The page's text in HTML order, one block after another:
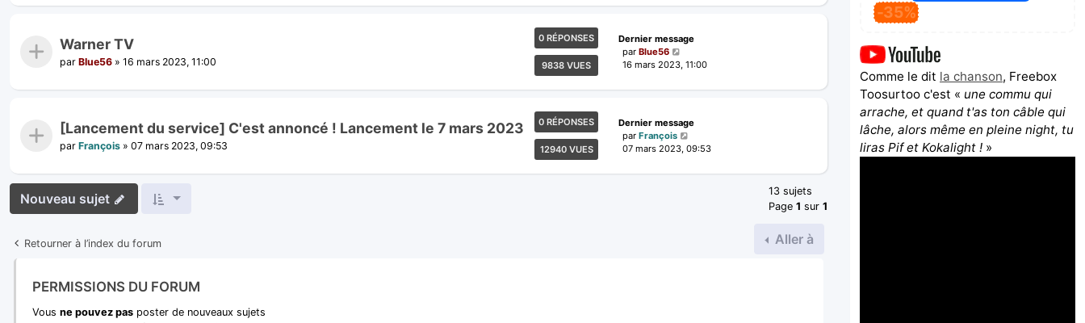
Warner TV
par Blue56 » 16 mars 2023, 11:00
0 RÉPONSES
9838 VUES
Dernier message
par Blue56
16 mars 2023, 11:00
[Lancement du service] C'est annoncé ! Lancement le 7 mars 2023
par François » 07 mars 2023, 09:53
0 RÉPONSES
12940 VUES
Dernier message
par François
07 mars 2023, 09:53
Nouveau sujet
13 sujets
Page 1 sur 1
Retourner à l’index du forum Aller à
PERMISSIONS DU FORUM
Vous ne pouvez pas poster de nouveaux sujets
-35%
Comme le dit la chanson, Freebox
Toosurtoo c'est « une commu qui
arrache, et quand t'as ton câble qui
lâche, alors même en pleine night, tu
liras Pif et Kokalight ! »